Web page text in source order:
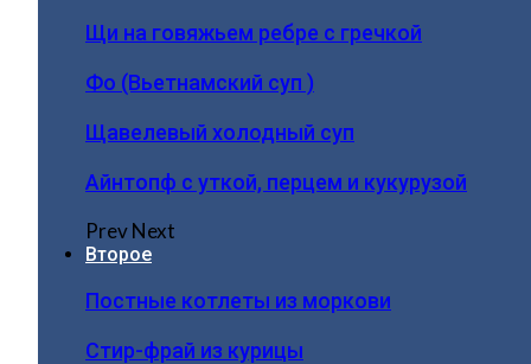
Щи на говяжьем ребре с гречкой
Фо (Вьетнамский суп )
Щавелевый холодный суп
Айнтопф с уткой, перцем и кукурузой
PrevNext
Второе
Постные котлеты из моркови
Стир-фрай из курицы